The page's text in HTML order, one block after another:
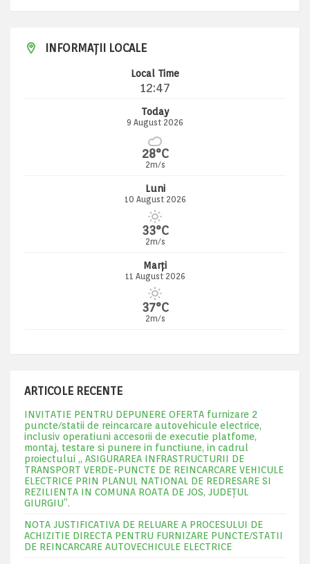
INFORMAȚII LOCALE
Local Time
12:47
Today
9 August 2026
28°C
2m/s
Luni
10 August 2026
33°C
2m/s
Marți
11 August 2026
37°C
2m/s
ARTICOLE RECENTE
INVITATIE PENTRU DEPUNERE OFERTA furnizare 2
puncte/statii de reincarcare autovehicule electrice,
inclusiv operatiuni accesorii de executie platfome,
montaj, testare si punere in functiune, in cadrul
proiectului „ ASIGURAREA INFRASTRUCTURII DE
TRANSPORT VERDE-PUNCTE DE REINCARCARE VEHICULE
ELECTRICE PRIN PLANUL NATIONAL DE REDRESARE SI
REZILIENTA IN COMUNA ROATA DE JOS, JUDEŢUL
GIURGIU”.
NOTA JUSTIFICATIVA DE RELUARE A PROCESULUI DE
ACHIZITIE DIRECTA PENTRU FURNIZARE PUNCTE/STATII
DE REINCARCARE AUTOVECHICULE ELECTRICE